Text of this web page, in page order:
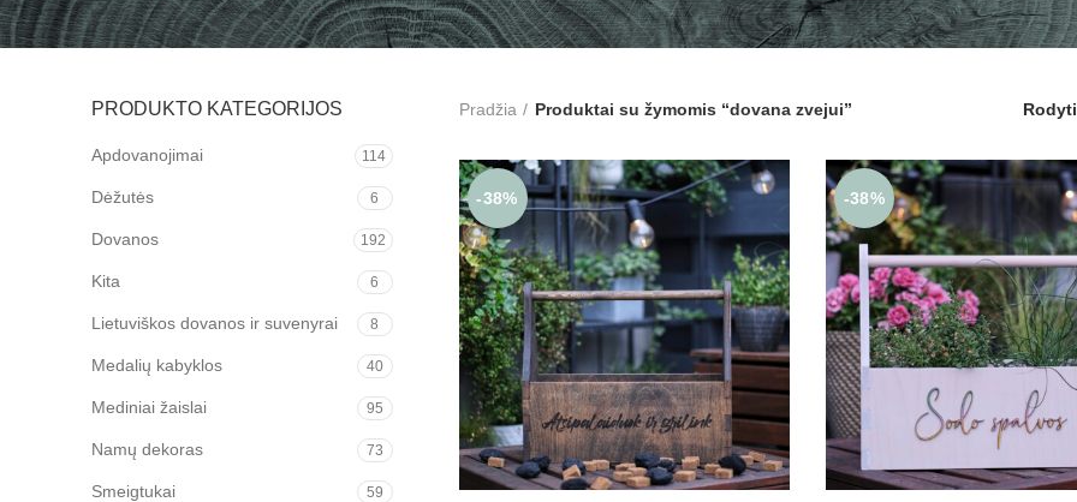
PRODUKTO KATEGORIJOS
Apdovanojimai 114
Dėžutės 6
Dovanos 192
Kita 6
Lietuviškos dovanos ir suvenyrai 8
Medalių kabyklos 40
Mediniai žaislai 95
Namų dekoras 73
Smeigtukai 59
Pradžia Produktai su žymomis “dovana zvejui” Rodyti
-38% -38%